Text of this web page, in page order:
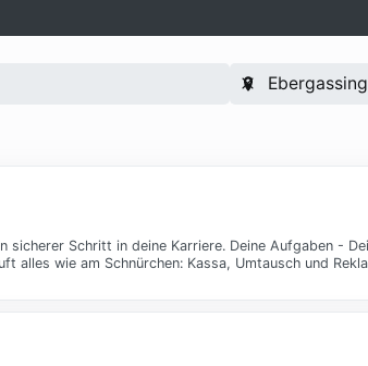
sicherer Schritt in deine Karriere. Deine Aufgaben -
alles wie am Schnürchen: Kassa, Umtausch und